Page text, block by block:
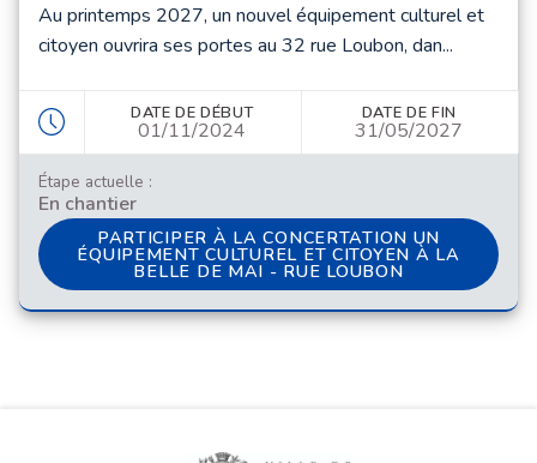
Au printemps 2027, un nouvel équipement culturel et
citoyen ouvrira ses portes au 32 rue Loubon, dan...
DATE DE DÉBUT
01/11/2024
DATE DE FIN
31/05/2027
Étape actuelle :
En chantier
PARTICIPER À LA CONCERTATION UN
PARTICIPER À LA CONCERTATION UN
ÉQUIPEMENT CULTUREL ET CITOYEN À LA
BELLE DE MAI - RUE LOUBON